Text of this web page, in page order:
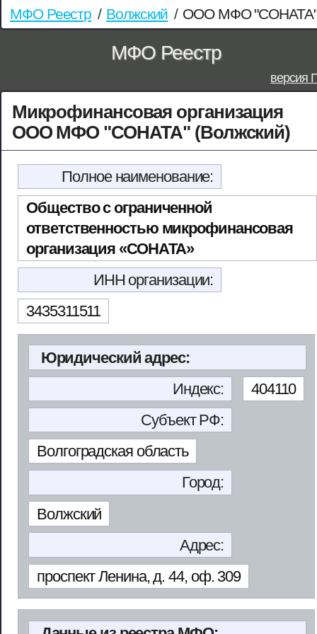
МФО Реестр / Волжский / ООО МФО "СОНАТА"
МФО Реестр
версия
Микрофинансовая организация
ООО МФО "СОНАТА" (Волжский)
Полное наименование:
Общество с ограниченной
ответственностью микрофинансовая
организация «СОНАТА»
ИНН организации:
3435311511
Юридический адрес:
Индекс:
404110
Субъект РФ:
Волгоградская область
Город:
Волжский
Адрес:
проспект Ленина, д. 44, оф. 309